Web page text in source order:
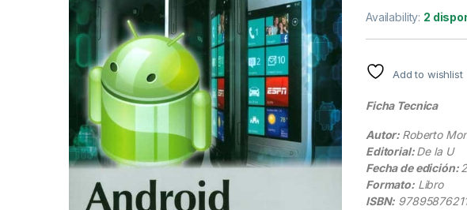
Availability: 2
Add to wishlist
Ficha Tecnica
Autor: Roberto
Editorial:De la U
Fecha de edición:
Formato:Libro
ISBN: